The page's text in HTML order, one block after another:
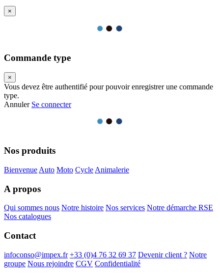
×
Commande type
×
Vous devez être authentifié pour pouvoir enregistrer une commande
type.
Annuler Se connecter
Nos produits
Bienvenue Auto Moto Cycle Animalerie
A propos
Qui sommes nous Notre histoire Nos services Notre démarche RSE
Nos catalogues
Contact
infoconso@impex.fr +33 (0)4 76 32 69 37 Devenir client ? Notre
groupe Nous rejoindre CGV Confidentialité